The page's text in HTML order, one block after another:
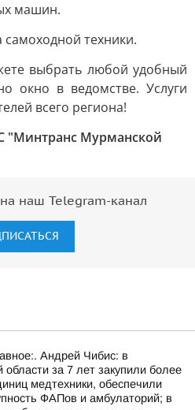
машин.
техники.
выбрать любой удобный
окно в ведомстве. Услуги
всего региона!
"Минтранс Мурманской
наш Telegram-канал
Андрей Чибис: в
области за 7 лет закупили более
медтехники, обеспечили
ФАПов и амбулаторий; в